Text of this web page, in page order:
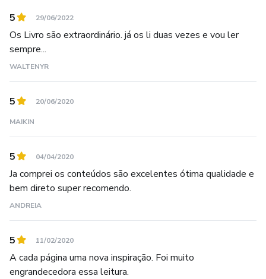
5 29/06/2022
Os Livro são extraordinário. já os li duas vezes e vou ler
sempre...
WALTENYR
5 20/06/2020
MAIKIN
5 04/04/2020
Ja comprei os conteúdos são excelentes ótima qualidade e
bem direto super recomendo.
ANDREIA
5 11/02/2020
A cada página uma nova inspiração. Foi muito
engrandecedora essa leitura.